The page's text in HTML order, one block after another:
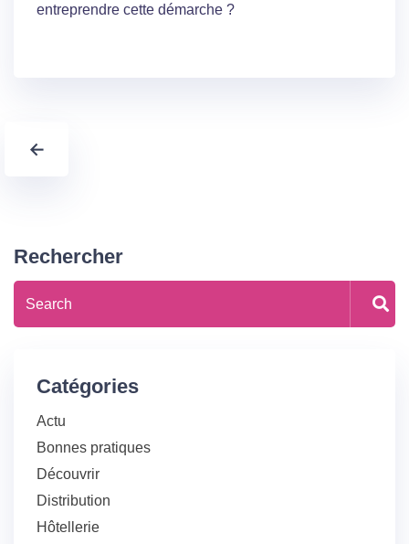
entreprendre cette démarche ?
←
Rechercher
Catégories
Actu
Bonnes pratiques
Découvrir
Distribution
Hôtellerie